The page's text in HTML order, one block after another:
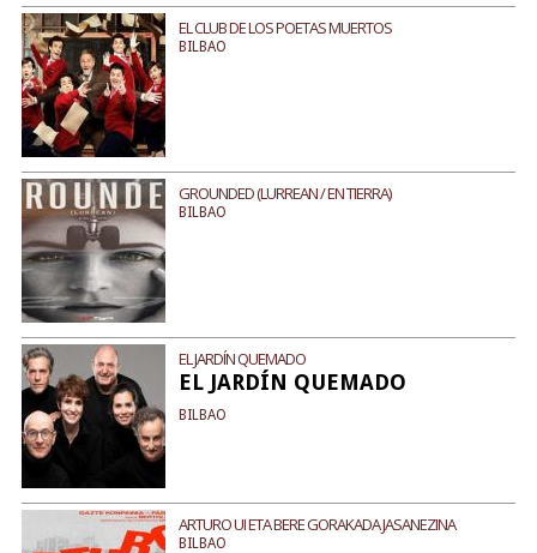
EL CLUB DE LOS POETAS MUERTOS
BILBAO
GROUNDED (LURREAN / EN TIERRA)
BILBAO
EL JARDÍN QUEMADO
EL JARDÍN QUEMADO
BILBAO
ARTURO UI ETA BERE GORAKADA JASANEZINA
BILBAO